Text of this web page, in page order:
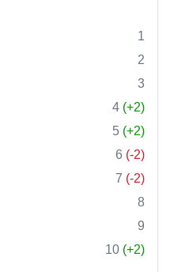
1
2
3
4 (+2)
5 (+2)
6 (-2)
7 (-2)
8
9
10 (+2)